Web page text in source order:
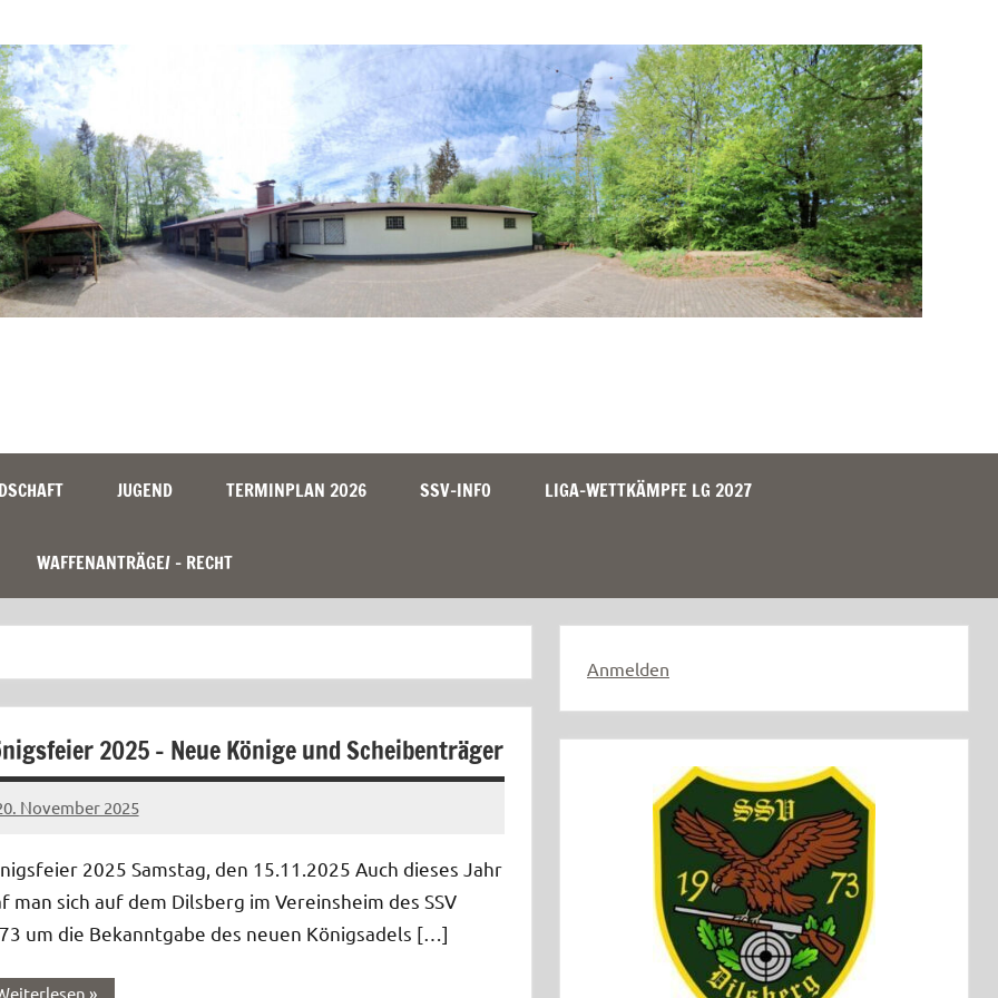
JUGEND TERMINPLAN 2026 SSV-INFO LIGA-WETTKÄMPFE LG 2027
WAFFENANTRÄGE/ – RECHT
2025 – Neue Könige und Scheibenträger
November 2025
2025 Samstag, den 15.11.2025 Auch dieses Jahr
man sich auf dem Dilsberg im Vereinsheim des SSV
um die Bekanntgabe des neuen Königsadels […]
Anmelden